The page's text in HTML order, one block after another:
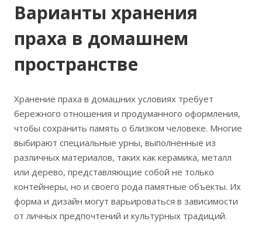
Варианты хранения
праха в домашнем
пространстве
Хранение праха в домашних условиях требует
бережного отношения и продуманного оформления,
чтобы сохранить память о близком человеке. Многие
выбирают специальные урны, выполненные из
различных материалов, таких как керамика, металл
или дерево, представляющие собой не только
контейнеры, но и своего рода памятные объекты. Их
форма и дизайн могут варьироваться в зависимости
от личных предпочтений и культурных традиций.